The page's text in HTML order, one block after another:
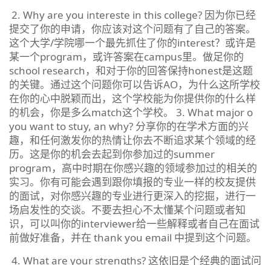
2. Why are you intereste in this college? 因为你已经
提交了你的申请，你应该对这个问题有了自己的答案。
这个大学/学院哪一个最先抓住了你的interest？或许是
某一个program，或许答案在campus里。做足你的
school research，和对于你的回答保持honest是这题
的关键。通过这个问题你可以告诉AO，为什么这所学校
在你的心中脱颖而出，这个学校能为你提供你的什么样
的机会，你是多么match这个学校。 3. What major o
you want to stuy, an why? 分享你的在学术方面的兴
趣，和任何激发你的热情让你去不断追求某个领域的经
历。这是你的机会去起到你参加过的summer
program，高中时期在你感兴趣的领域参加过的相关的
实习。你有可能会遇到跟你填报的专业一样的校友提供
的面试，对你感兴趣的专业进行更深入的挖掘，进行一
场启发性的交谈。不要去担心不太懂某个问题或者知
识，可以叫你的interviewer给一些解释或者自己在面试
前做好准备，并在 thank you email 中提到这个问题。
4. What are your strengths? 这依旧是个经典的面试问